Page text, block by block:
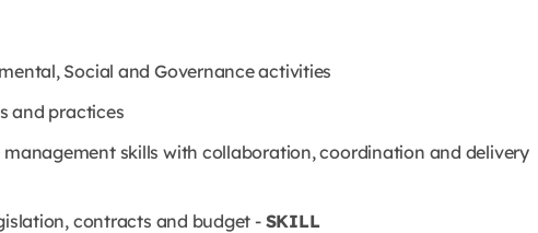
Social and Governance activities
and practices
skills with collaboration, coordination and delivery
contracts and budget - SKILL